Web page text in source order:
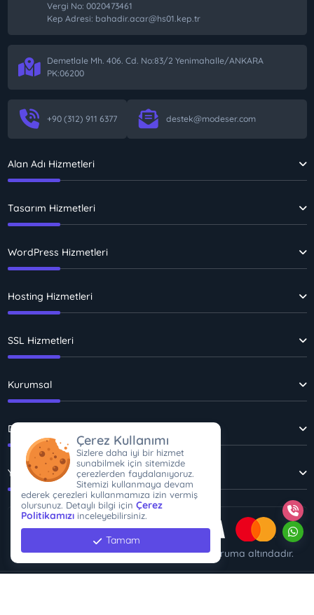
Vergi No: 0020473461
Kep Adresi: bahadir.acar@hs01.kep.tr
Demetlale Mh. 406. Cd. No:83/2 Yenimahalle/ANKARA
PK:06200
+90 (312) 911 6377 destek@modeser.com
Alan Adı Hizmetleri
Tasarım Hizmetleri
WordPress Hizmetleri
Hosting Hizmetleri
SSL Hizmetleri
Kurumsal
Diğer Sayfalar
Yasal Sözleşmeler
Tüm işlemleriniz256BitSSL sertifikası ile koruma altındadır.
Çerez Kullanımı
Sizlere daha iyi bir hizmet
sunabilmek için sitemizde
çerezlerden faydalanıyoruz.
Sitemizi kullanmaya devam
ederek çerezleri kullanmamıza izin vermiş
olursunuz. Detaylı bilgi için Çerez
Politikamızı inceleyebilirsiniz.
Tamam